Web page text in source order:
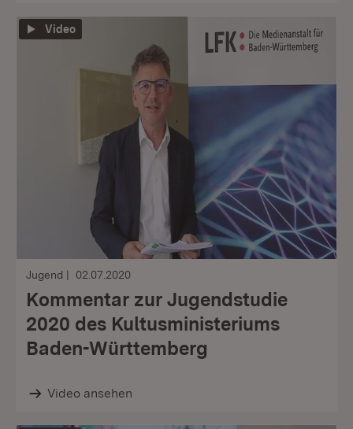
Video
Jugend 02.07.2020
Kommentar zur Jugendstudie
2020 des Kultusministeriums
Baden-Württemberg
Video ansehen